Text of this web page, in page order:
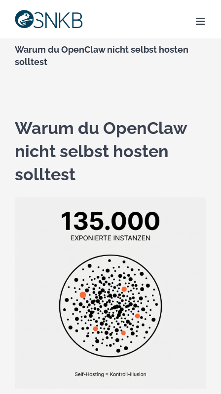
Warum du OpenClaw nicht selbst hosten
solltest
Warum du OpenClaw
nicht selbst hosten
solltest